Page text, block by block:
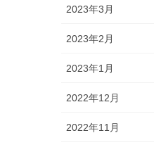
2023年3月
2023年2月
2023年1月
2022年12月
2022年11月